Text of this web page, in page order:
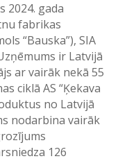
2024. gada
fabrikas
“Bauska”), SIA
ir Latvijā
ar vairāk nekā 55
ciklā AS “Ķekava
no Latvijā
nodarbina vairāk
126